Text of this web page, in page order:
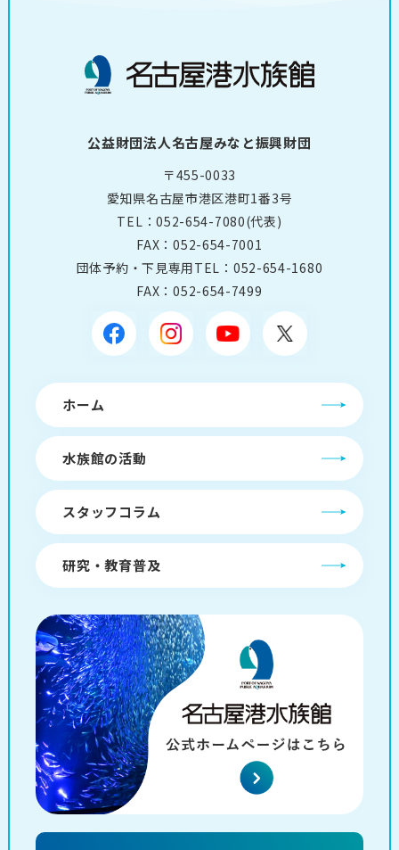
公益財団法人名古屋みなと振興財団
〒455-0033
愛知県名古屋市港区港町1番3号
TEL：052-654-7080(代表)
FAX：052-654-7001
団体予約・下見専用TEL： 052-654-1680
FAX：052-654-7499
ホーム
水族館の活動
スタッフコラム
研究・教育普及